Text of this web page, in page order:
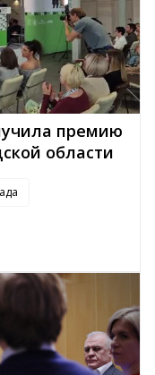
премию
области